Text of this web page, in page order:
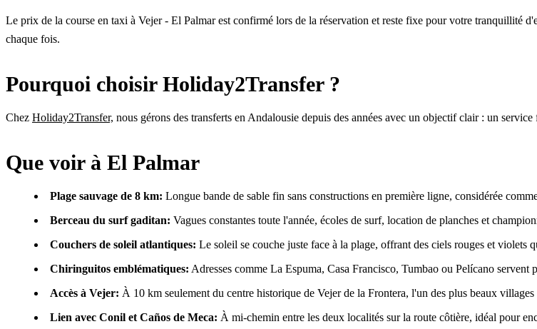
Le prix de la course en taxi à Vejer - El Palmar est confirmé lors de la réservation et reste fixe pour votre tranquillité
chaque fois.
Pourquoi choisir Holiday2Transfer ?
Chez Holiday2Transfer, nous gérons des transferts en Andalousie depuis des années avec un objectif clair : un
Que voir à El Palmar
Plage sauvage de 8 km: Longue bande de sable fin sans constructions en première ligne, considérée
Berceau du surf gaditan: Vagues constantes toute l'année, écoles de surf, location de planches et
Couchers de soleil atlantiques: Le soleil se couche juste face à la plage, offrant des ciels rouges et violets
Chiringuitos emblématiques: Adresses comme La Espuma, Casa Francisco, Tumbao ou Pelícano
Accès à Vejer: À 10 km seulement du centre historique de Vejer de la Frontera, l'un des plus beaux villages
Lien avec Conil et Caños de Meca: À mi-chemin entre les deux localités sur la route côtière, idéal pour